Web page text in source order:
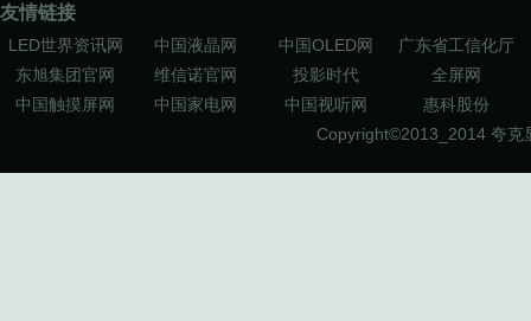
友情链接
LED世界资讯网 中国液晶网 中国OLED网
广东省工信化厅
东旭集团官网
维信诺官网 投影时代
全屏网
中国触摸屏网
中国家电网 中国视听网
惠科股份
Copyright©2013_2014 夸克